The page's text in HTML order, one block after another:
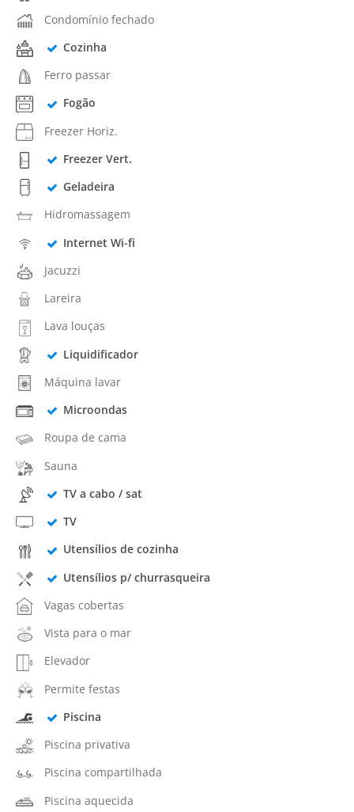
Condomínio fechado
Cozinha
Ferro passar
Fogão
Freezer Horiz.
Freezer Vert.
Geladeira
Hidromassagem
Internet Wi-fi
Jacuzzi
Lareira
Lava louças
Liquidificador
Máquina lavar
Microondas
Roupa de cama
Sauna
TV a cabo / sat
TV
Utensílios de cozinha
Utensílios p/ churrasqueira
Vagas cobertas
Vista para o mar
Elevador
Permite festas
Piscina
Piscina privativa
Piscina compartilhada
Piscina aquecida